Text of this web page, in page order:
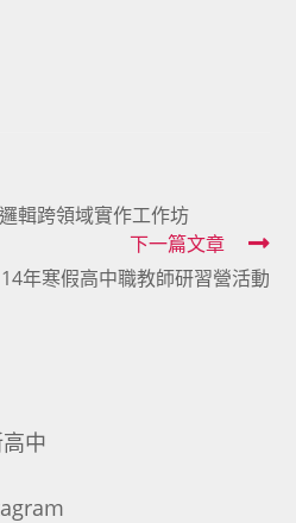
輯跨領域實作工作坊
下一篇文章
年寒假高中職教師研習營活動
中